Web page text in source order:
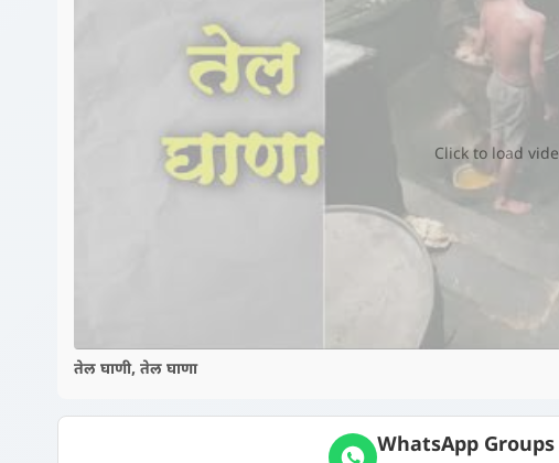
▶️
Click to load
तेल घाणी, तेल घाणा
WhatsApp